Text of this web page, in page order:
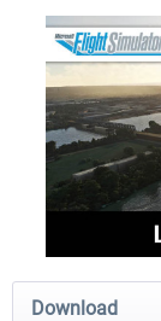
Aerosoft Airport
Download